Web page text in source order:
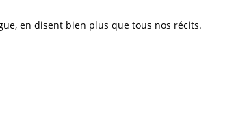
en disent bien plus que tous nos récits.